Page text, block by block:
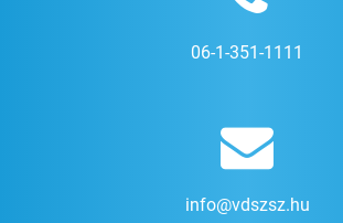
06-1-351-1111
info@vdszsz.hu